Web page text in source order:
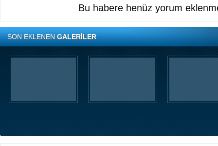
Bu habere henüz yorum
SON EKLENENGALERİLER